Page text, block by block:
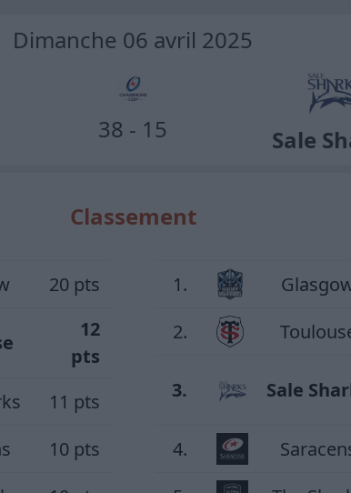
Dimanche 06 avril 2025
38 - 15 Sale
Classement
20 pts
12
pts
11 pts
10 pts
1.
2.
3. Sale
4.